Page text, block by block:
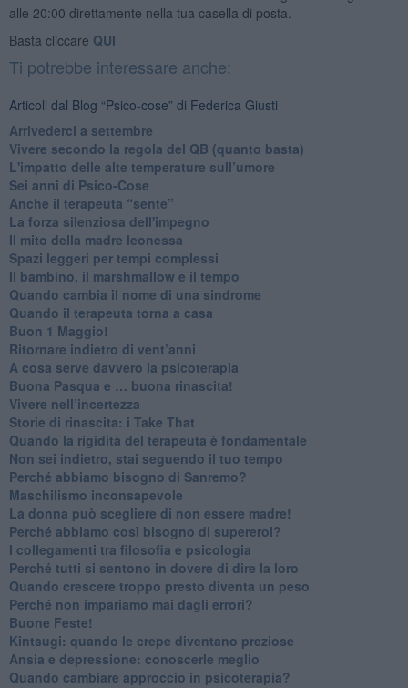
alle 20:00 direttamente nella tua casella di posta.
Basta cliccare QUI
Ti potrebbe interessare anche:
Articoli dal Blog “Psico-cose” di Federica Giusti
​Arrivederci a settembre
​Vivere secondo la regola del QB (quanto basta)
​L'impatto delle alte temperature sull’umore
Sei anni di Psico-Cose
​Anche il terapeuta “sente”
​La forza silenziosa dell'impegno
​Il mito della madre leonessa
Spazi leggeri per tempi complessi
Il bambino, il marshmallow e il tempo
​Quando cambia il nome di una sindrome
​Quando il terapeuta torna a casa
​Buon 1 Maggio!
Ritornare indietro di vent’anni
​A cosa serve davvero la psicoterapia
​Buona Pasqua e … buona rinascita!
​Vivere nell’incertezza
​Storie di rinascita: i Take That
​Quando la rigidità del terapeuta è fondamentale
​Non sei indietro, stai seguendo il tuo tempo
​Perché abbiamo bisogno di Sanremo?
​Maschilismo inconsapevole
​La donna può scegliere di non essere madre!
​Perché abbiamo così bisogno di supereroi?
​I collegamenti tra filosofia e psicologia
​Perché tutti si sentono in dovere di dire la loro
​Quando crescere troppo presto diventa un peso
​Perché non impariamo mai dagli errori?
​Buone Feste!
​Kintsugi: quando le crepe diventano preziose
Ansia e depressione: conoscerle meglio
Quando cambiare approccio in psicoterapia?